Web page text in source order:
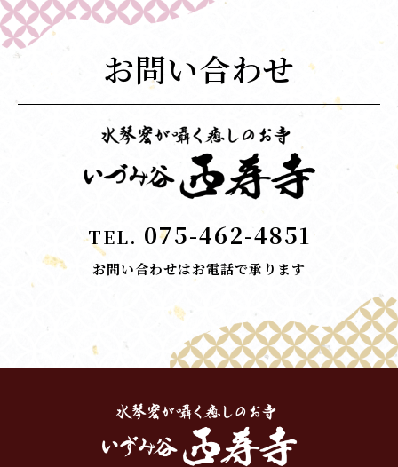
お問い合わせ
TEL. 075-462-4851
お問い合わせはお電話で承ります